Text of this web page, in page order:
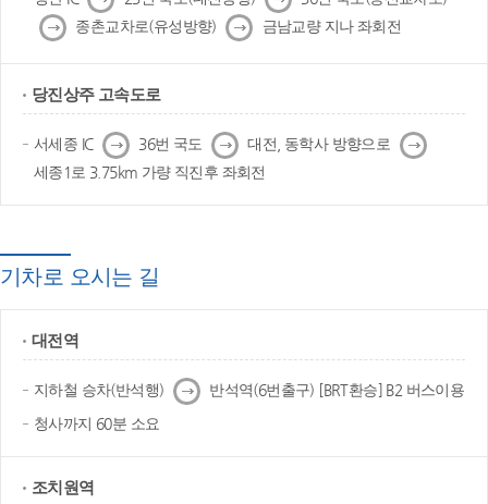
음
음
다
음
종촌교차로(유성방향) 다
음
금남교량 지나 좌회전
당진상주 고속도로
서세종 IC 다
음
36번 국도 다
음
대전, 동학사 방향으로 다
음
세종1로 3.75km 가량 직진후 좌회전
기차로 오시는 길
대전역
지하철 승차(반석행) 다
음
반석역(6번출구) [BRT환승] B2 버스이용
청사까지 60분 소요
조치원역